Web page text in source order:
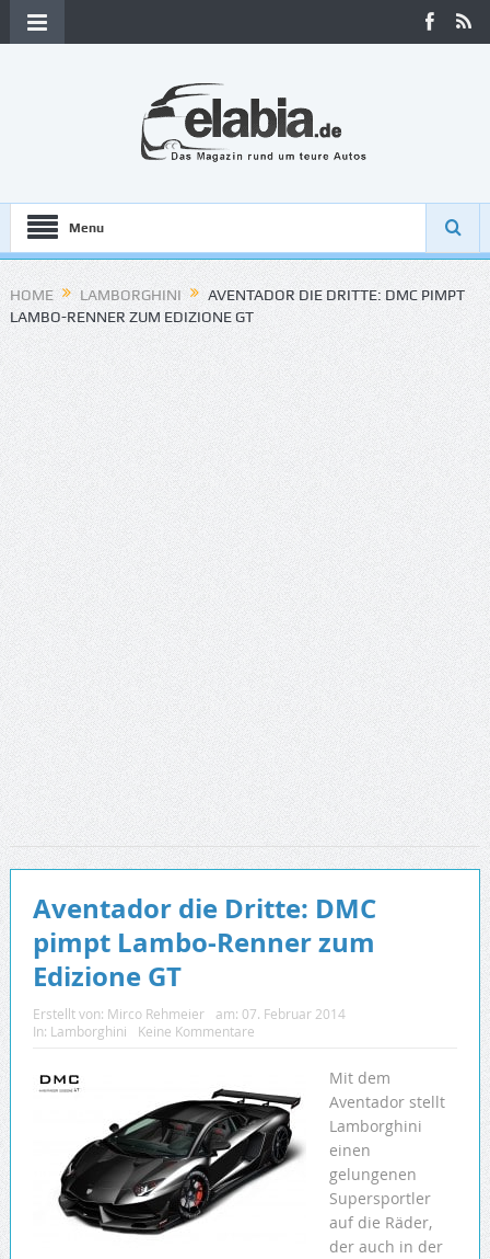
Menu
HOME LAMBORGHINI
AVENTADOR DIE DRITTE: DMC PIMPT
LAMBO-RENNER ZUM EDIZIONE GT
Aventador die Dritte: DMC
pimpt Lambo-Renner zum
Edizione GT
Erstellt von: Mirco Rehmeier am: 07. Februar 2014
In: Lamborghini Keine Kommentare
Mit dem
Aventador stellt
Lamborghini
einen
gelungenen
Supersportler
auf die Räder,
der auch in der